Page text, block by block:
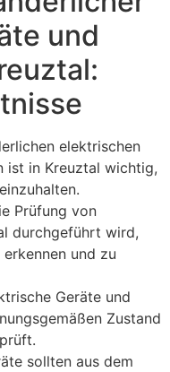
und
elektrischen
ist in Kreuztal wichtig,
Prüfung von
durchgeführt wird,
und zu
Geräte und
Zustand
sollten aus dem